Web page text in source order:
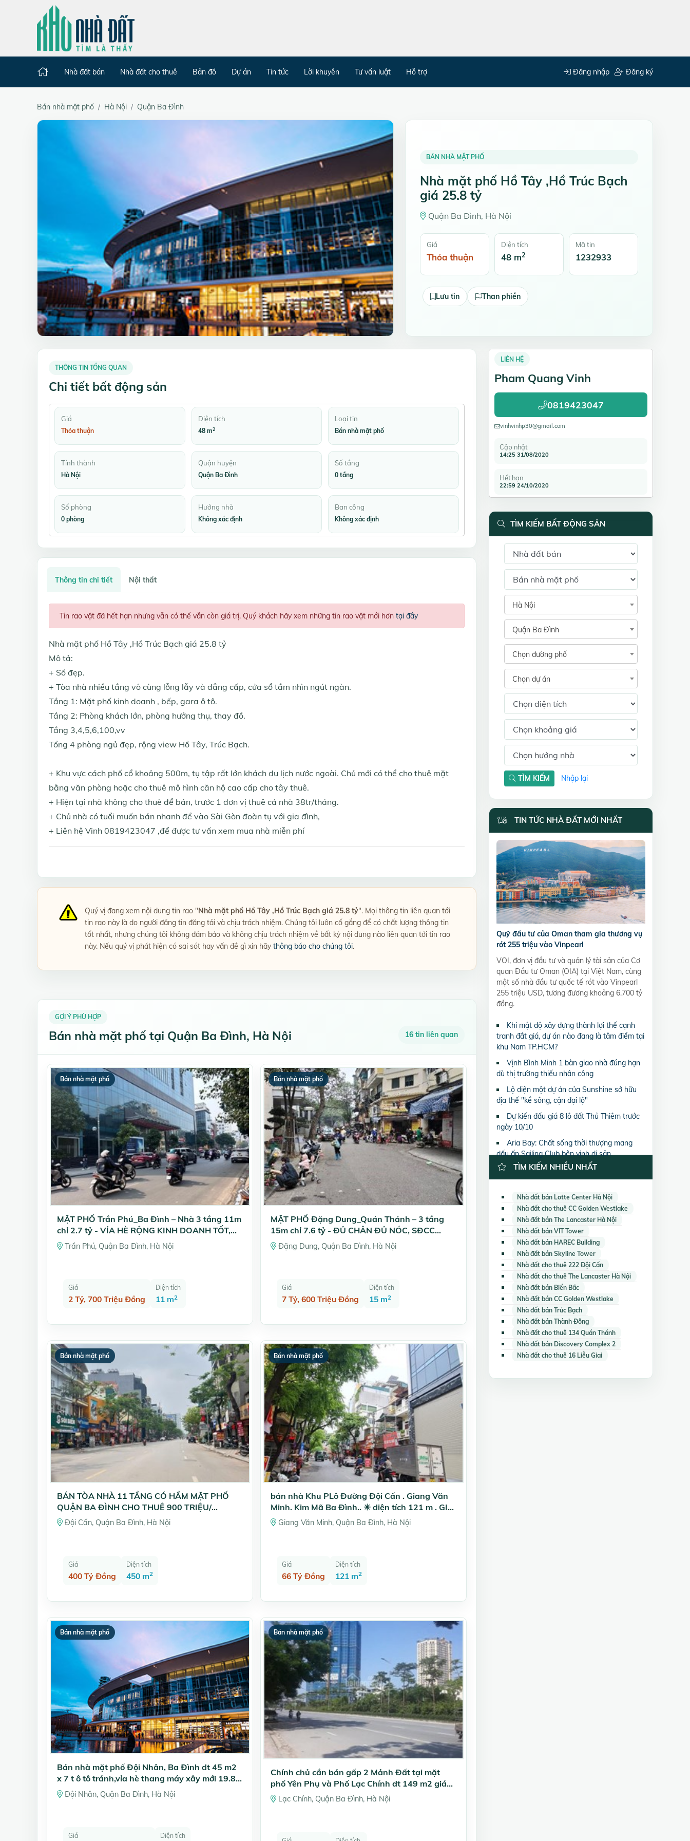
Nhà đất bán Nhà đất cho thuê Bản đồ Dự án Tin tức Lời khuyên Tư vấn luật Hỗ trợ Đăng nhập Đăng ký
Bán nhà mặt phố Hà Nội Quận Ba Đình
BÁN NHÀ MẶT PHỐ
Nhà mặt phố Hồ Tây ,Hồ Trúc Bạch
giá 25.8 tỷ
Quận Ba Đình, Hà Nội
Giá
Thỏa thuận
Diện tích
48 m2
Mã tin
1232933
Lưu tin Than phiền
THÔNG TIN TỔNG QUAN
Chi tiết bất động sản
Giá
Thỏa thuận
Diện tích
48 m2
Loại tin
Bán nhà mặt phố
Tỉnh thành
Hà Nội
Quận huyện
Quận Ba Đình
Số tầng
0 tầng
Số phòng
0 phòng
Hướng nhà
Không xác định
Ban công
Không xác định
Thông tin chi tiết Nội thất
Tin rao vặt đã hết hạn nhưng vẫn có thể vẫn còn giá trị. Quý khách hãy xem những tin rao vặt mới hơn tại đây
Nhà mặt phố Hồ Tây ,Hồ Trúc Bạch giá 25.8 tỷ
Mô tả:
+ Sổ đẹp.
+ Tòa nhà nhiều tầng vô cùng lỗng lẫy và đẳng cấp, cửa sổ tầm nhìn ngút ngàn.
Tầng 1: Mặt phố kinh doanh , bếp, gara ô tô.
Tầng 2: Phòng khách lớn, phòng hưởng thụ, thay đồ.
Tầng 3,4,5,6,100,vv
Tổng 4 phòng ngủ đẹp, rộng view Hồ Tây, Trúc Bạch.
+ Khu vực cách phố cổ khoảng 500m, tụ tập rất lớn khách du lịch nước ngoài. Chủ mới có thể cho thuê mặt
bằng văn phòng hoặc cho thuê mô hình căn hộ cao cấp cho tây thuê.
+ Hiện tại nhà không cho thuê để bán, trước 1 đơn vị thuê cả nhà 38tr/tháng.
+ Chủ nhà có tuổi muốn bán nhanh để vào Sài Gòn đoàn tụ với gia đình,
+ Liên hệ Vinh 0819423047 ,để được tư vấn xem mua nhà miễn phí
Quý vị đang xem nội dung tin rao "Nhà mặt phố Hồ Tây ,Hồ Trúc Bạch giá 25.8 tỷ". Mọi thông tin liên quan tới
tin rao này là do người đăng tin đăng tải và chịu trách nhiệm. Chúng tôi luôn cố gắng để có chất lượng thông tin
tốt nhất, nhưng chúng tôi không đảm bảo và không chịu trách nhiệm về bất kỳ nội dung nào liên quan tới tin rao
này. Nếu quý vị phát hiện có sai sót hay vấn đề gì xin hãy thông báo cho chúng tôi.
GỢI Ý PHÙ HỢP
Bán nhà mặt phố tại Quận Ba Đình, Hà Nội 16 tin liên quan
Bán nhà mặt phố
MẶT PHỐ Trần Phú_Ba Đình – Nhà 3 tầng 11m
chỉ 2.7 tỷ - VỈA HÈ RỘNG KINH DOANH TỐT,
SĐCC
Trần Phú, Quận Ba Đình, Hà Nội
Giá
2 Tỷ, 700 Triệu Đồng
Diện tích
11 m2
Bán nhà mặt phố
MẶT PHỐ Đặng Dung_Quán Thánh – 3 tầng
15m chỉ 7.6 tỷ - ĐỦ CHÂN ĐỦ NÓC, SĐCC
VUÔNG ĐẸP
Đặng Dung, Quận Ba Đình, Hà Nội
Giá
7 Tỷ, 600 Triệu Đồng
Diện tích
15 m2
Bán nhà mặt phố
BÁN TÒA NHÀ 11 TẦNG CÓ HẦM MẶT PHỐ
QUẬN BA ĐÌNH CHO THUÊ 900 TRIỆU/
THÁNG DT 450 mv GIÁ 400 TỶ
Đội Cấn, Quận Ba Đình, Hà Nội
Giá
400 Tỷ Đồng
Diện tích
450 m2
Bán nhà mặt phố
bán nhà Khu PLô Đường Đội Cấn . Giang Văn
Minh. Kim Mã Ba Đình.. ✴️ diện tích 121 m . GIÁ
66,, tỷ
Giang Văn Minh, Quận Ba Đình, Hà Nội
Giá
66 Tỷ Đồng
Diện tích
121 m2
Bán nhà mặt phố
Bán nhà mặt phố Đội Nhân, Ba Đình dt 45 m2
x 7 t ô tô tránh,vỉa hè thang máy xây mới 19.8
ty Đội Nhân, Quận Ba Đình, Hà Nội
Giá Diện tích
Bán nhà mặt phố
Chính chủ cần bán gấp 2 Mảnh Đất tại mặt
phố Yên Phụ và Phố Lạc Chính dt 149 m2 giá
39 tỷLạc Chính, Quận Ba Đình, Hà Nội
LIÊN HỆ
Pham Quang Vinh
0819423047
vinhvinhp30@gmail.com
Cập nhật
14:25 31/08/2020
Hết hạn
22:59 24/10/2020
TÌM KIẾM BẤT ĐỘNG SẢN
Hà Nội
Quận Ba Đình
Chọn đường phố
Chọn dự án
TÌM KIẾM Nhập lại
TIN TỨC NHÀ ĐẤT MỚI NHẤT
Quỹ đầu tư của Oman tham gia thương vụ
rót 255 triệu vào Vinpearl
VOI, đơn vị đầu tư và quản lý tài sản của Cơ
quan Đầu tư Oman (OIA) tại Việt Nam, cùng
một số nhà đầu tư quốc tế rót vào Vinpearl
255 triệu USD, tương đương khoảng 6.700 tỷ
đồng.
Khi mật độ xây dựng thành lợi thế cạnh
tranh đắt giá, dự án nào đang là tâm điểm tại
khu Nam TP.HCM?
Vịnh Bình Minh 1 bàn giao nhà đúng hạn
dù thị trường thiếu nhân công
Lộ diện một dự án của Sunshine sở hữu
địa thế "kề sông, cận đại lộ"
Dự kiến đấu giá 8 lô đất Thủ Thiêm trước
ngày 10/10
Aria Bay: Chất sống thời thượng mang
dấu ấn Sailing Club bên vịnh di sản
TÌM KIẾM NHIỀU NHẤT
Nhà đất bán Lotte Center Hà Nội
Nhà đất cho thuê CC Golden Westlake
Nhà đất bán The Lancaster Hà Nội
Nhà đất bán VIT Tower
Nhà đất bán HAREC Building
Nhà đất bán Skyline Tower
Nhà đất cho thuê 222 Đội Cấn
Nhà đất cho thuê The Lancaster Hà Nội
Nhà đất bán Biển Bắc
Nhà đất bán CC Golden Westlake
Nhà đất bán Trúc Bạch
Nhà đất bán Thành Đông
Nhà đất cho thuê 134 Quán Thánh
Nhà đất bán Discovery Complex 2
Nhà đất cho thuê 16 Liễu Giai